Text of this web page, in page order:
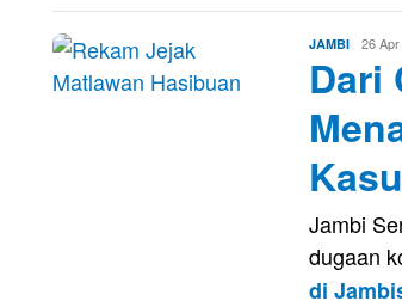
JAMBI Eri
Saputra
26
Dari
Jambi
dugaan
di